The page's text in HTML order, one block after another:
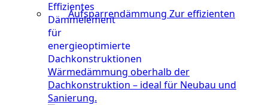
Aufsparrendämmung Zur effizienten
Wärmedämmung oberhalb der
Dachkonstruktion – ideal für Neubau und
Sanierung.